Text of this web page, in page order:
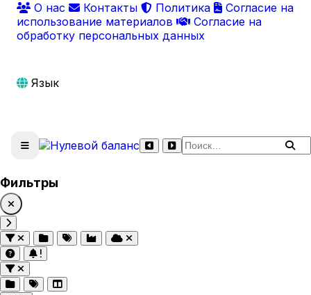
О нас
Контакты Политика
Согласие на
использование материалов
Согласие на
обработку персональных данных
Язык
Поиск по сайту
Фильтры